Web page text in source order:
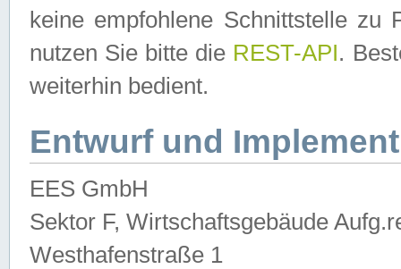
keine empfohlene Schnittstelle zu
nutzen Sie bitte die REST-API.
weiterhin bedient.
Entwurf und
EES GmbH
Sektor F, Wirtschaftsgebäude
Westhafenstraße 1